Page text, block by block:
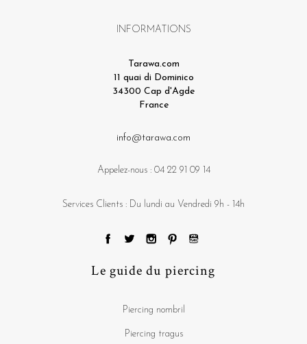
INFORMATIONS
Tarawa.com
11 quai di Dominico
34300 Cap d'Agde
France
info@tarawa.com
Appelez-nous : 04 22 91 09 14
Services Clients : Du lundi au Vendredi 9h - 14h
Le guide du piercing
Piercing nombril
Piercing tragus